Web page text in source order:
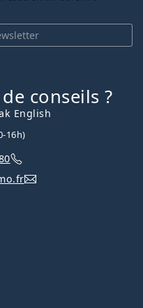
conseils ?
English
16h)